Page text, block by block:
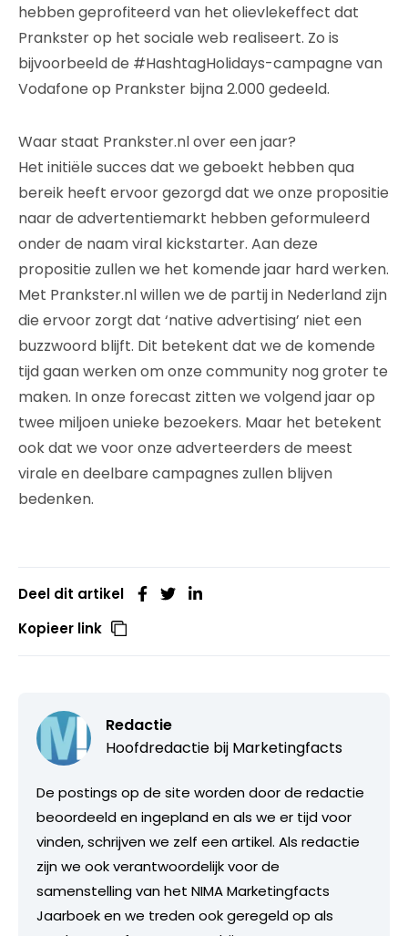
hebben geprofiteerd van het olievlekeffect dat
Prankster op het sociale web realiseert. Zo is
bijvoorbeeld de #HashtagHolidays-campagne van
Vodafone op Prankster bijna 2.000 gedeeld.
Waar staat Prankster.nl over een jaar?
Het initiële succes dat we geboekt hebben qua
bereik heeft ervoor gezorgd dat we onze propositie
naar de advertentiemarkt hebben geformuleerd
onder de naam viral kickstarter. Aan deze
propositie zullen we het komende jaar hard werken.
Met Prankster.nl willen we de partij in Nederland zijn
die ervoor zorgt dat ‘native advertising’ niet een
buzzwoord blijft. Dit betekent dat we de komende
tijd gaan werken om onze community nog groter te
maken. In onze forecast zitten we volgend jaar op
twee miljoen unieke bezoekers. Maar het betekent
ook dat we voor onze adverteerders de meest
virale en deelbare campagnes zullen blijven
bedenken.
Deel dit artikel
Kopieer link
Redactie
Hoofdredactie bij Marketingfacts
De postings op de site worden door de redactie
beoordeeld en ingepland en als we er tijd voor
vinden, schrijven we zelf een artikel. Als redactie
zijn we ook verantwoordelijk voor de
samenstelling van het NIMA Marketingfacts
Jaarboek en we treden ook geregeld op als